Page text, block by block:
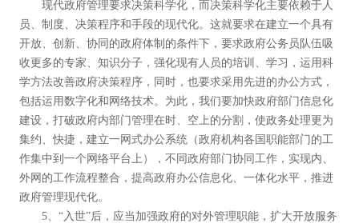
现代政府管理要求决策科学化，而决策科学化主要依赖于人
员、制度、决策程序和手段的现代化。这就要求在建立一个具有
开放、创新、协同的政府体制的条件下，要求政府公务员队伍吸
收更多的专家、知识分子，强化现有人员的培训、学习，运用科
学方法改善政府决策程序，同时，也要求采用先进的办公方式，
包括运用数字化和网络技术。为此，我们要加快政府部门信息化
建设，打破政府内部门管理在时、空上的分割，使政务处理更为
集约、快捷，建立一网式办公系统（政府机构各国职能部门的工
作集中到一个网络平台上），不同政府部门协同工作，实现内、
外网的工作流程整合，提高政府办公信息化、一体化水平，推进
政府管理现代化。
5、“入世”后，应当加强政府的对外管理职能，扩大开放服务